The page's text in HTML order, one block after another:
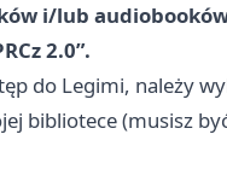
i/lub
2.0”.
do Legimi, należy
bibliotece (musisz